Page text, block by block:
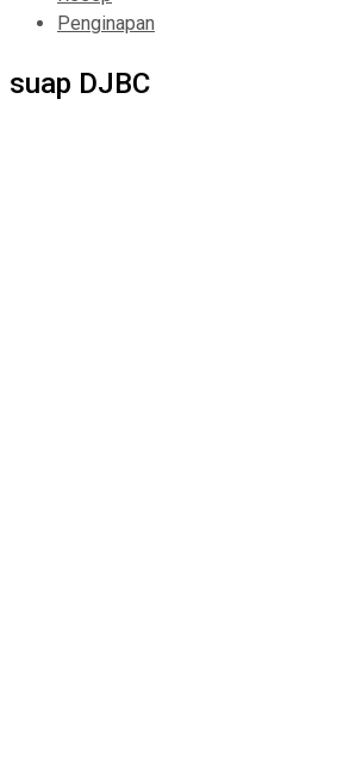
Penginapan
suap DJBC